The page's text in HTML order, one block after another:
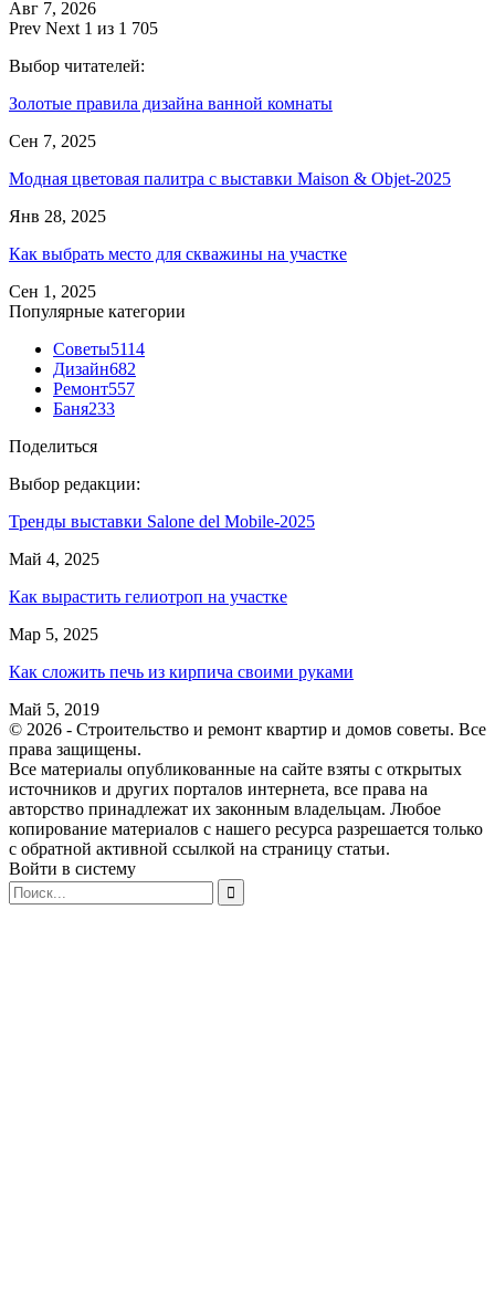
Авг 7, 2026
Prev Next 1 из 1 705
Выбор читателей:
Золотые правила дизайна ванной комнаты
Сен 7, 2025
Модная цветовая палитра с выставки Maison & Objet-2025
Янв 28, 2025
Как выбрать место для скважины на участке
Сен 1, 2025
Популярные категории
Советы5114
Дизайн682
Ремонт557
Баня233
Поделиться
Выбор редакции:
Тренды выставки Salone del Mobile-2025
Май 4, 2025
Как вырастить гелиотроп на участке
Мар 5, 2025
Как сложить печь из кирпича своими руками
Май 5, 2019
© 2026 - Строительство и ремонт квартир и домов советы. Все
права защищены.
Все материалы опубликованные на сайте взяты с открытых
источников и других порталов интернета, все права на
авторство принадлежат их законным владельцам. Любое
копирование материалов с нашего ресурса разрешается только
с обратной активной ссылкой на страницу статьи.
Войти в систему